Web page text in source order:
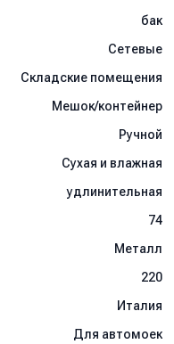
бак
Сетевые
Складские помещения
Мешок/контейнер
Ручной
Сухая и влажная
удлинительная
74
Металл
220
Италия
Для автомоек